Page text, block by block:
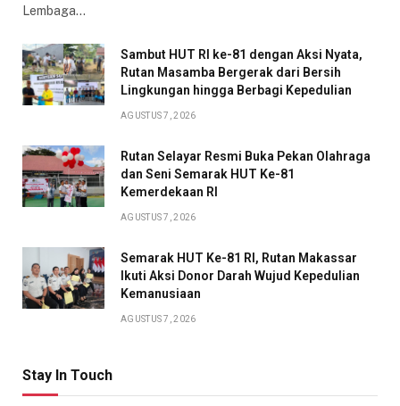
Lembaga…
Sambut HUT RI ke-81 dengan Aksi Nyata,
Rutan Masamba Bergerak dari Bersih
Lingkungan hingga Berbagi Kepedulian
AGUSTUS 7, 2026
Rutan Selayar Resmi Buka Pekan Olahraga
dan Seni Semarak HUT Ke-81
Kemerdekaan RI
AGUSTUS 7, 2026
Semarak HUT Ke-81 RI, Rutan Makassar
Ikuti Aksi Donor Darah Wujud Kepedulian
Kemanusiaan
AGUSTUS 7, 2026
Stay In Touch